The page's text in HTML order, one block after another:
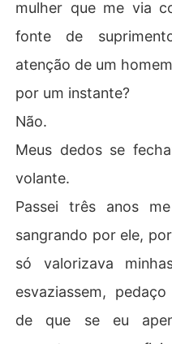
mulher que me via
fonte de
atenção de um
por um instante?
Não.
Meus dedos se
volante.
Passei três anos
sangrando por ele,
só valorizava
esvaziassem,
de que se eu